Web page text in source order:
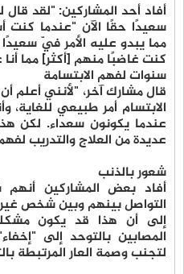
أفاد أحد المشاركين: "لقد قال
سعيدًا حقًا الآن "عندما كنت
مما يبدو عليه الأمر فيّ
كنت غاضبًا منهم [أكثر] مما
سنوات لفهم الابتسامة
قال مشارك آخر، "لأنني أعلم
الابتسام أمر طبيعي
عندما يكونون سعداء. لكن
عديدة من العلاج والتدريب
شعور بالذنب
أفاد بعض المشاركين أنهم
التواصل بينهم وبين شخص
إلى أن هذا قد يكون
المصابين بالتوحد إلى
لتجنب وصمة العار المرتبطة